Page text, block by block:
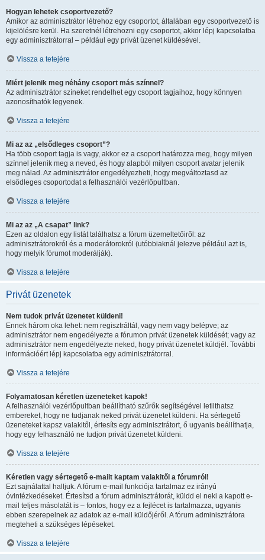
Hogyan lehetek csoportvezető?
Amikor az adminisztrátor létrehoz egy csoportot, általában egy csoportvezető is
kijelölésre kerül. Ha szeretnél létrehozni egy csoportot, akkor lépj kapcsolatba
egy adminisztrátorral – például egy privát üzenet küldésével.
Vissza a tetejére
Miért jelenik meg néhány csoport más színnel?
Az adminisztrátor színeket rendelhet egy csoport tagjaihoz, hogy könnyen
azonosíthatók legyenek.
Vissza a tetejére
Mi az az „elsődleges csoport”?
Ha több csoport tagja is vagy, akkor ez a csoport határozza meg, hogy milyen
színnel jelenik meg a neved, és hogy alapból milyen csoport avatar jelenik
meg nálad. Az adminisztrátor engedélyezheti, hogy megváltoztasd az
elsődleges csoportodat a felhasználói vezérlőpultban.
Vissza a tetejére
Mi az az „A csapat” link?
Ezen az oldalon egy listát találhatsz a fórum üzemeltetőiről: az
adminisztrátorokról és a moderátorokról (utóbbiaknál jelezve például azt is,
hogy melyik fórumot moderálják).
Vissza a tetejére
Privát üzenetek
Nem tudok privát üzenetet küldeni!
Ennek három oka lehet: nem regisztráltál, vagy nem vagy belépve; az
adminisztrátor nem engedélyezte a fórumon privát üzenetek küldését; vagy az
adminisztrátor nem engedélyezte neked, hogy privát üzenetet küldjél. További
információért lépj kapcsolatba egy adminisztrátorral.
Vissza a tetejére
Folyamatosan kéretlen üzeneteket kapok!
A felhasználói vezérlőpultban beállítható szűrők segítségével letilthatsz
embereket, hogy ne tudjanak neked privát üzenetet küldeni. Ha sértegető
üzeneteket kapsz valakitől, értesíts egy adminisztrátort, ő ugyanis beállíthatja,
hogy egy felhasználó ne tudjon privát üzenetet küldeni.
Vissza a tetejére
Kéretlen vagy sértegető e-mailt kaptam valakitől a fórumról!
Ezt sajnálattal halljuk. A fórum e-mail funkciója tartalmaz ez irányú
óvintézkedéseket. Értesítsd a fórum adminisztrátorát, küldd el neki a kapott e-
mail teljes másolatát is – fontos, hogy ez a fejlécet is tartalmazza, ugyanis
ebben szerepelnek az adatok az e-mail küldőjéről. A fórum adminisztrátora
megteheti a szükséges lépéseket.
Vissza a tetejére